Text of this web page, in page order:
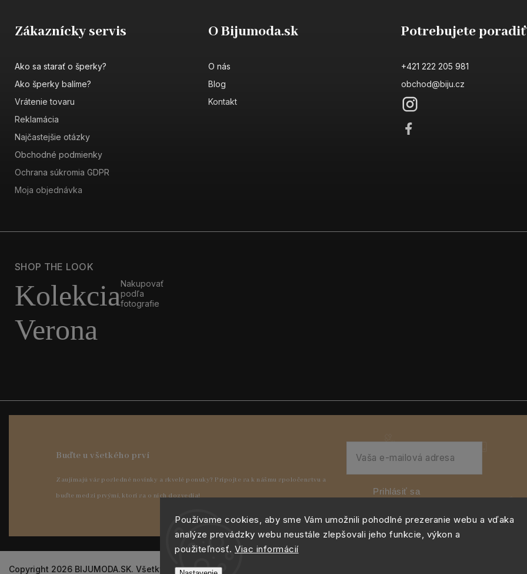
Používame cookies, aby sme Vám umožnili pohodlné prezeranie webu a vďaka
analýze prevádzky webu neustále zlepšovali jeho funkcie, výkon a
použiteľnosť. Viac informácií
Zákaznícky servis
Ako sa starať o šperky?
Ako šperky balíme?
Vrátenie tovaru
Reklamácia
Najčastejšie otázky
Obchodné podmienky
Ochrana súkromia GDPR
Moja objednávka
O Bijumoda.sk
O nás
Blog
Kontakt
Potrebujete
+421 222 205 981
obchod@biju.cz
Prihlásiť sa
SHOP THE LOOK
Kolekcia
Verona
Nakupovať
podľa
fotografie
Copyright 2026 BIJUMODA.SK. Všetky práva vyhradené.